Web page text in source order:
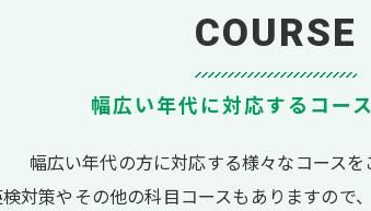
幅広い年代に対応するコー
COURSE
幅広い年代の方に対応する様々なコースを
対策やその他の科目コースもありますので